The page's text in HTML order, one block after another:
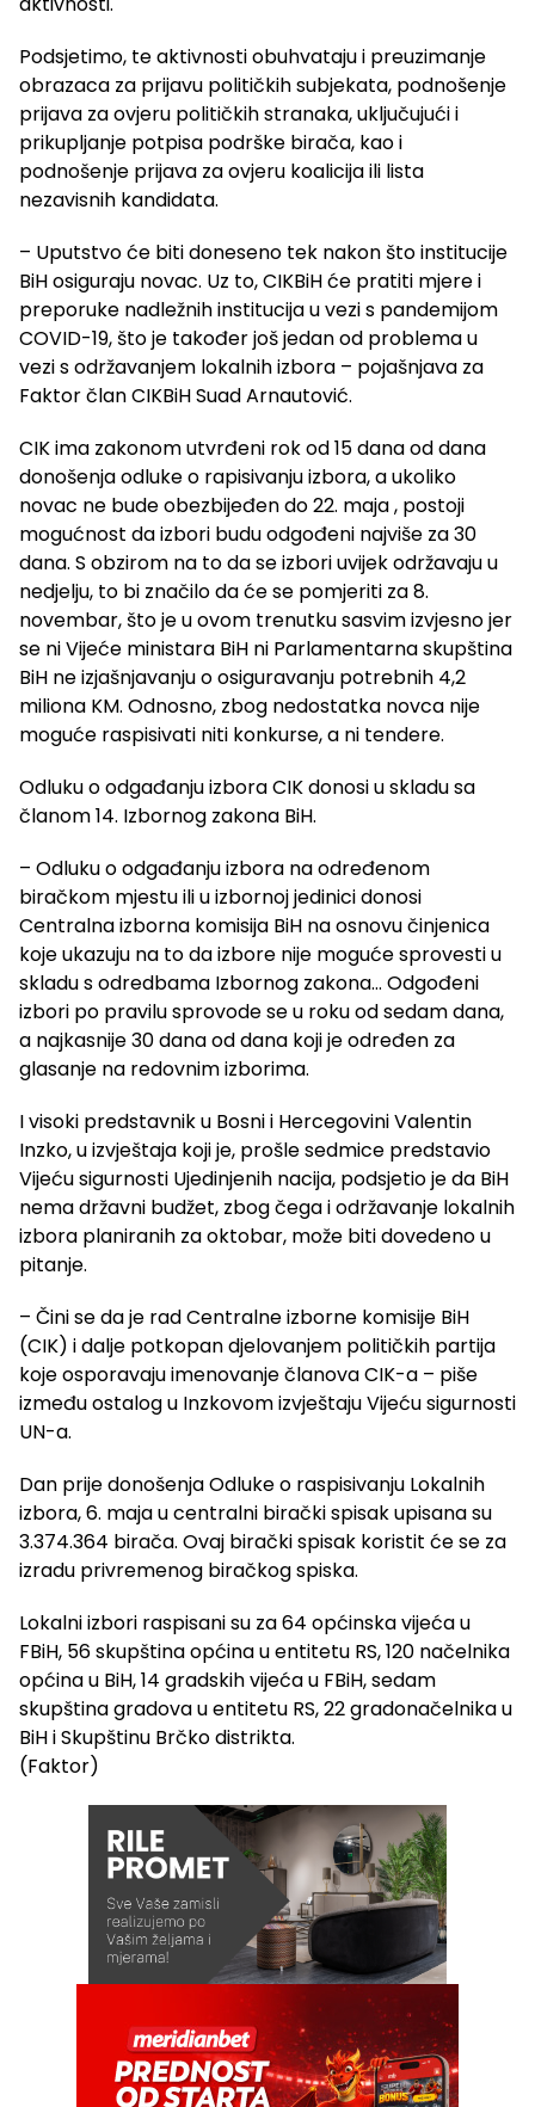
Podsjetimo, te aktivnosti obuhvataju i preuzimanje
obrazaca za prijavu političkih subjekata, podnošenje
prijava za ovjeru političkih stranaka, uključujući i
prikupljanje potpisa podrške birača, kao i
podnošenje prijava za ovjeru koalicija ili lista
nezavisnih kandidata.
– Uputstvo će biti doneseno tek nakon što institucije
BiH osiguraju novac. Uz to, CIKBiH će pratiti mjere i
preporuke nadležnih institucija u vezi s pandemijom
COVID-19, što je također još jedan od problema u
vezi s održavanjem lokalnih izbora – pojašnjava za
Faktor član CIKBiH Suad Arnautović.
CIK ima zakonom utvrđeni rok od 15 dana od dana
donošenja odluke o rapisivanju izbora, a ukoliko
novac ne bude obezbijeđen do 22. maja , postoji
mogućnost da izbori budu odgođeni najviše za 30
dana. S obzirom na to da se izbori uvijek održavaju u
nedjelju, to bi značilo da će se pomjeriti za 8.
novembar, što je u ovom trenutku sasvim izvjesno jer
se ni Vijeće ministara BiH ni Parlamentarna skupština
BiH ne izjašnjavanju o osiguravanju potrebnih 4,2
miliona KM. Odnosno, zbog nedostatka novca nije
moguće raspisivati niti konkurse, a ni tendere.
Odluku o odgađanju izbora CIK donosi u skladu sa
članom 14. Izbornog zakona BiH.
– Odluku o odgađanju izbora na određenom
biračkom mjestu ili u izbornoj jedinici donosi
Centralna izborna komisija BiH na osnovu činjenica
koje ukazuju na to da izbore nije moguće sprovesti u
skladu s odredbama Izbornog zakona… Odgođeni
izbori po pravilu sprovode se u roku od sedam dana,
a najkasnije 30 dana od dana koji je određen za
glasanje na redovnim izborima.
I visoki predstavnik u Bosni i Hercegovini Valentin
Inzko, u izvještaja koji je, prošle sedmice predstavio
Vijeću sigurnosti Ujedinjenih nacija, podsjetio je da BiH
nema državni budžet, zbog čega i održavanje lokalnih
izbora planiranih za oktobar, može biti dovedeno u
pitanje.
– Čini se da je rad Centralne izborne komisije BiH
(CIK) i dalje potkopan djelovanjem političkih partija
koje osporavaju imenovanje članova CIK-a – piše
između ostalog u Inzkovom izvještaju Vijeću sigurnosti
UN-a.
Dan prije donošenja Odluke o raspisivanju Lokalnih
izbora, 6. maja u centralni birački spisak upisana su
3.374.364 birača. Ovaj birački spisak koristit će se za
izradu privremenog biračkog spiska.
Lokalni izbori raspisani su za 64 općinska vijeća u
FBiH, 56 skupština općina u entitetu RS, 120 načelnika
općina u BiH, 14 gradskih vijeća u FBiH, sedam
skupština gradova u entitetu RS, 22 gradonačelnika u
BiH i Skupštinu Brčko distrikta.
(Faktor)